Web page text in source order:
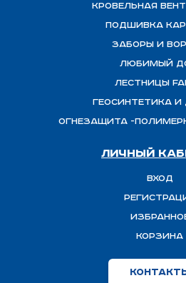
Кровельная
Подшивка
Заборы и
Любимый
Лестницы
Геосинтетика и
ОГНЕЗАЩИТА -
Личный
Вход
Корзина